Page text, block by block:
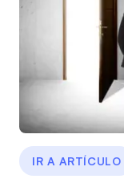
IR A ARTÍCULO